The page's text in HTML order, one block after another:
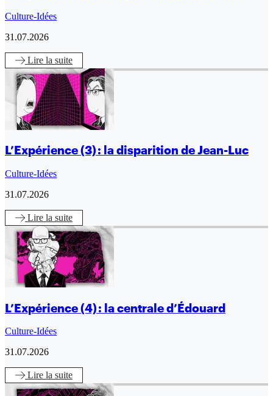
Culture-Idées
31.07.2026
Lire la suite
L’Expérience (3) : la disparition de Jean-Luc
Culture-Idées
31.07.2026
Lire la suite
L’Expérience (4) : la centrale d’Édouard
Culture-Idées
31.07.2026
Lire la suite